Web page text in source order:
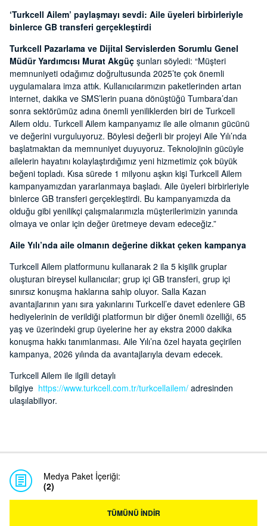
‘Turkcell Ailem’ paylaşmayı sevdi: Aile üyeleri birbirleriyle
binlerce GB transferi gerçekleştirdi
Turkcell Pazarlama ve Dijital Servislerden Sorumlu Genel
Müdür Yardımcısı Murat Akgüç şunları söyledi: “Müşteri
memnuniyeti odağımız doğrultusunda 2025’te çok önemli
uygulamalara imza attık. Kullanıcılarımızın paketlerinden artan
internet, dakika ve SMS’lerin puana dönüştüğü Tumbara’dan
sonra sektörümüz adına önemli yeniliklerden biri de Turkcell
Ailem oldu. Turkcell Ailem kampanyamız ile aile olmanın gücünü
ve değerini vurguluyoruz. Böylesi değerli bir projeyi Aile Yılı’nda
başlatmaktan da memnuniyet duyuyoruz. Teknolojinin gücüyle
ailelerin hayatını kolaylaştırdığımız yeni hizmetimiz çok büyük
beğeni topladı. Kısa sürede 1 milyonu aşkın kişi Turkcell Ailem
kampanyamızdan yararlanmaya başladı. Aile üyeleri birbirleriyle
binlerce GB transferi gerçekleştirdi. Bu kampanyamızda da
olduğu gibi yenilikçi çalışmalarımızla müşterilerimizin yanında
olmaya ve onlar için değer üretmeye devam edeceğiz.”
Aile Yılı’nda aile olmanın değerine dikkat çeken kampanya
Turkcell Ailem platformunu kullanarak 2 ila 5 kişilik gruplar
oluşturan bireysel kullanıcılar; grup içi GB transferi, grup içi
sınırsız konuşma haklarına sahip oluyor. Salla Kazan
avantajlarının yanı sıra yakınlarını Turkcell’e davet edenlere GB
hediyelerinin de verildiği platformun bir diğer önemli özelliği, 65
yaş ve üzerindeki grup üyelerine her ay ekstra 2000 dakika
konuşma hakkı tanımlanması. Aile Yılı’na özel hayata geçirilen
kampanya, 2026 yılında da avantajlarıyla devam edecek.
Turkcell Ailem ile ilgili detaylı
bilgiye https://www.turkcell.com.tr/turkcellailem/ adresinden
ulaşılabiliyor.
Medya Paket İçeriği:
(2)
TÜMÜNÜ İNDİR